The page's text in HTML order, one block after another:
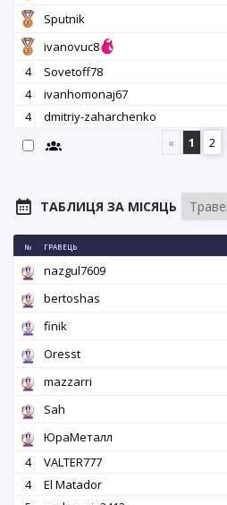
Sputnik
ivanovuc8
4
Sovetoff78
4
ivanhomonaj67
4
dmitriy-zaharchenko
«
1 2
ТАБЛИЦЯ ЗА МІСЯЦЬ
№ ГРАВЕЦЬ
nazgul7609
bertoshas
finik
Oresst
mazzarri
Sah
ЮраМеталл
4
VALTER777
4
El Matador